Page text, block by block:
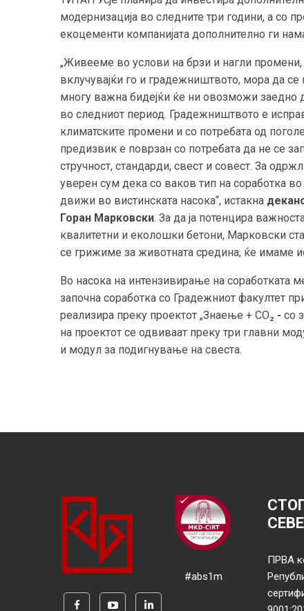
модернизација во следните три години, а со
екоцементи компанијата дополнително ги
„Живееме во услови на брзи и нагли
вклучувајќи го и градежништвото, мора да се
многу важна бидејќи ќе ни овозможи заедно
во следниот период. Градежништвото е
климатските промени и со потребата од
предизвик е поврзан со потребата да не се
стручност, стандарди, свест и совест. За
уверен сум дека со ваков тип на соработка
движи во вистинската насока“, истакна
Горан Марковски. За да ја потенцира
квалитетни и еколошки бетони, Марковски
се грижиме за животната средина, ќе имаме
Во насока на интензивирање на соработката
започна соработка со Градежниот факултет
реализира преку проектот „Знаење + CO₂ - со
на проектот се одвиваат преку три главни
и модул за подигнување на свеста.
#abs1m
ПРВА